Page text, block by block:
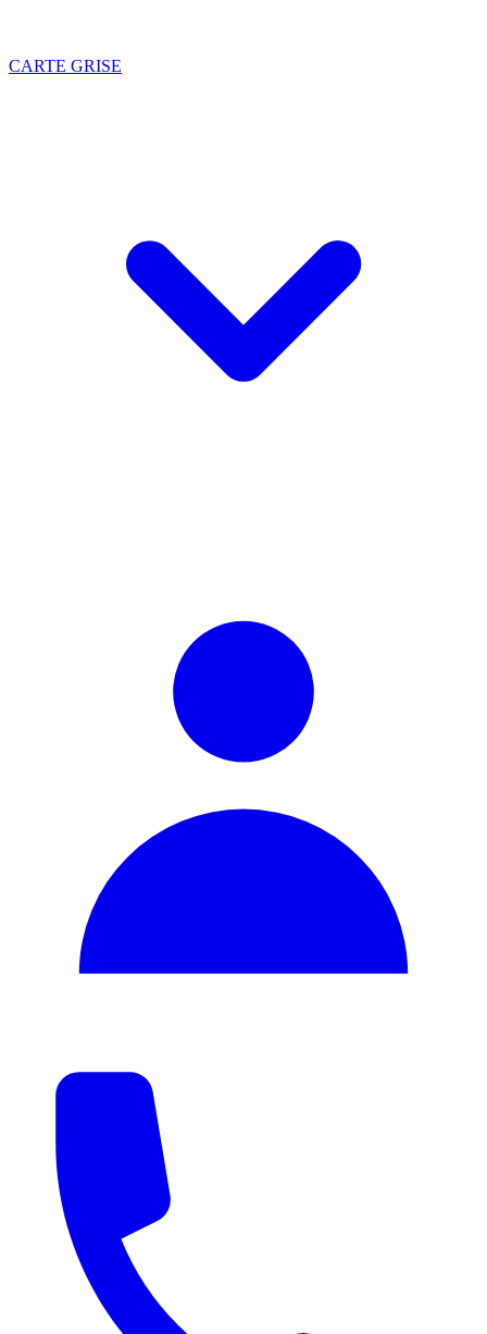
CARTE GRISE